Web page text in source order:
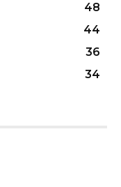
48
44
36
34